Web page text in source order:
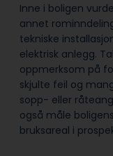
Inne i boligen
annet
tekniske
elektrisk anlegg.
oppmerksom på
skjulte feil og
sopp- eller
også måle
bruksareal i